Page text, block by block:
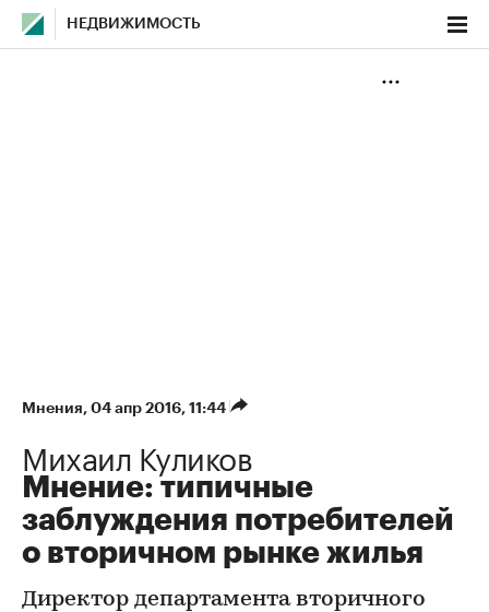
НЕДВИЖИМОСТЬ
Мнения⁠, 04 апр 2016, 11:44
Михаил Куликов
Мнение: типичные
заблуждения потребителей
о вторичном рынке жилья
Директор департамента вторичного